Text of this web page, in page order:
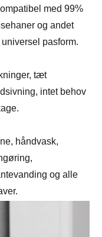
med 99%
og andet
pasform.
tæt
intet behov
håndvask,
og alle